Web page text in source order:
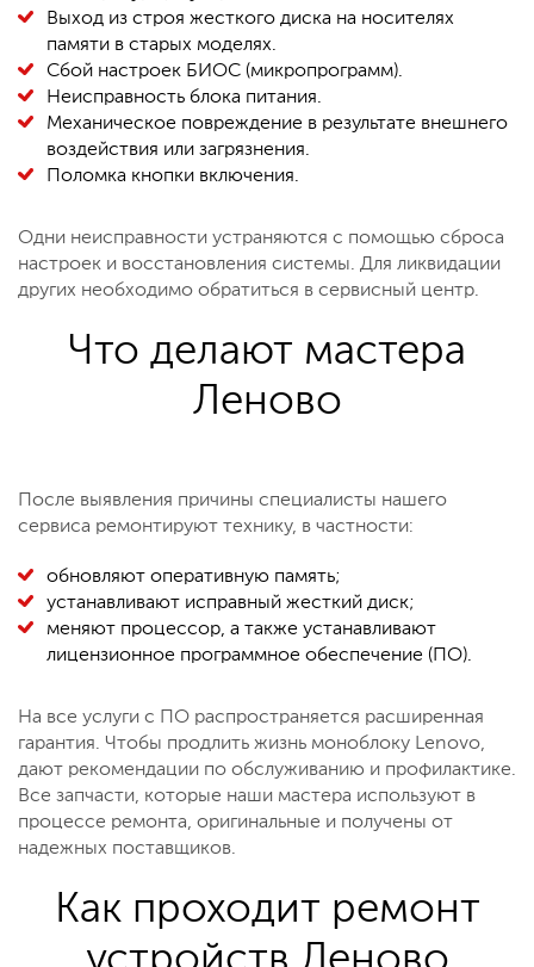
Выход из строя жесткого диска на носителях
памяти в старых моделях.
Сбой настроек БИОС (микропрограмм).
Неисправность блока питания.
Механическое повреждение в результате внешнего
воздействия или загрязнения.
Поломка кнопки включения.
Одни неисправности устраняются с помощью сброса
настроек и восстановления системы. Для ликвидации
других необходимо обратиться в сервисный центр.
Что делают мастера
Леново
После выявления причины специалисты нашего
сервиса ремонтируют технику, в частности:
обновляют оперативную память;
устанавливают исправный жесткий диск;
меняют процессор, а также устанавливают
лицензионное программное обеспечение (ПО).
На все услуги с ПО распространяется расширенная
гарантия. Чтобы продлить жизнь моноблоку Lenovo,
дают рекомендации по обслуживанию и профилактике.
Все запчасти, которые наши мастера используют в
процессе ремонта, оригинальные и получены от
надежных поставщиков.
Как проходит ремонт